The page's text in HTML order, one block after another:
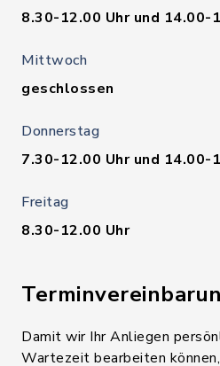
8.30-12.00 Uhr und 14.00-
Mittwoch
geschlossen
Donnerstag
7.30-12.00 Uhr und 14.00-
Freitag
8.30-12.00 Uhr
Damit wir Ihr Anliegen
Wartezeit bearbeiten